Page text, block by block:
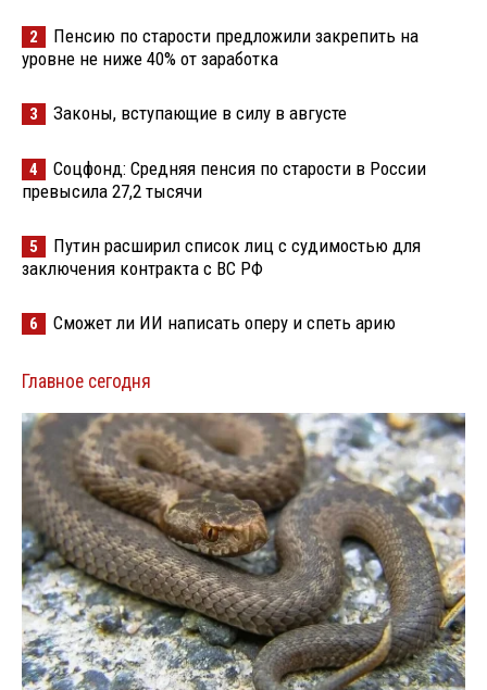
2
Пенсию по старости предложили закрепить на
уровне не ниже 40% от заработка
3 Законы, вступающие в силу в августе
4
Соцфонд: Средняя пенсия по старости в России
превысила 27,2 тысячи
5
Путин расширил список лиц с судимостью для
заключения контракта с ВС РФ
6 Сможет ли ИИ написать оперу и спеть арию
Главное сегодня